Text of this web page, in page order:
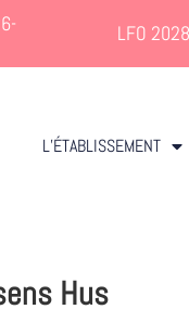
LFO 2028
L’ÉTABLISSEMENT
Hus